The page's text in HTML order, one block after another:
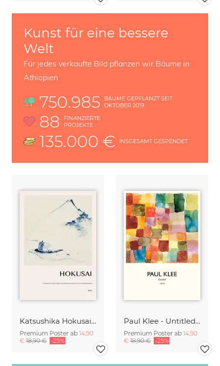
Katsushika Hokusai - A Small Person in a Boat with Mount Fuji
Premium Poster ab 14,90
€ 18,90 € -25%
Paul Klee - Untitled 1914
Premium Poster ab 14,90
€ 18,90 € -25%
Kunst für eine bessere
Welt
Für jedes verkaufte Bild pflanzen wir Bäume in
Äthiopien
750.985
BÄUME GEPFLANZT SEIT
OKTOBER 2019
88
FINANZIERTE
PROJEKTE
135.000 € INSGESAMT GESPENDET